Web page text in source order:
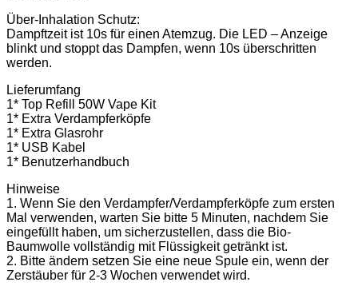
Über-Inhalation Schutz:
Dampftzeit ist 10s für einen Atemzug. Die LED – Anzeige
blinkt und stoppt das Dampfen, wenn 10s überschritten
werden.
Lieferumfang
1* Top Refill 50W Vape Kit
1* Extra Verdampferköpfe
1* Extra Glasrohr
1* USB Kabel
1* Benutzerhandbuch
Hinweise
1. Wenn Sie den Verdampfer/Verdampferköpfe zum ersten
Mal verwenden, warten Sie bitte 5 Minuten, nachdem Sie
eingefüllt haben, um sicherzustellen, dass die Bio-
Baumwolle vollständig mit Flüssigkeit getränkt ist.
2. Bitte ändern setzen Sie eine neue Spule ein, wenn der
Zerstäuber für 2-3 Wochen verwendet wird.